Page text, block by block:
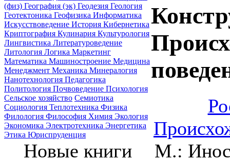
(физ) География (эк) Геодезия Геология
Геотектоника Геофизика Информатика
Искусствоведение История Кибернетика
Криптография Кулинария Культурология
Лингвистика Литературоведение
Литология Логика Маркетинг
Математика Машиностроение Медицина
Менеджмент Механика Минералогия
Нанотехнология Педагогика
Политология Почвоведение Психология
Сельское хозяйство Семиотика
Социология Теплотехника Физика
Филология Философия Химия Экология
Экономика Электротехника Энергетика
Этика Юриспруденция
Новые книги
М.: